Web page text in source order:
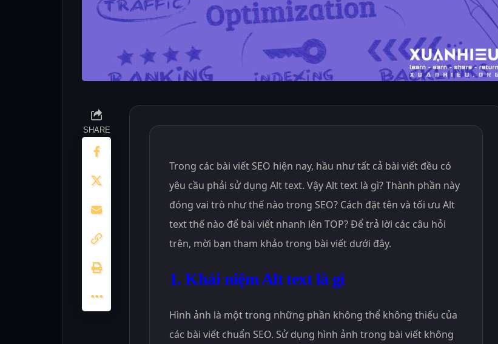
SHARE
Trong các bài viết SEO hiện nay, hầu như tất cả bài viết đều có
yêu cầu phải sử dụng Alt text. Vậy Alt text là gì? Thành phần này
đóng vai trò như thế nào trong SEO? Cách đặt tên và tối ưu Alt
text thế nào để bài viết nhanh lên TOP? Để trả lời các câu hỏi
trên, mời bạn tham khảo trong bài viết dưới đây.
1. Khái niệm Alt text là gì
Hình ảnh là một trong những phần không thể không thiếu của
các bài viết chuẩn SEO. Sử dụng hình ảnh trong bài viết không